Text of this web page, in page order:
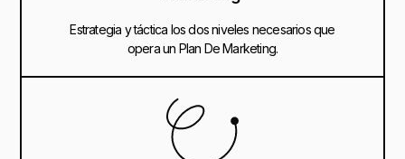
Estrategia y táctica los dos niveles necesarios que
opera un Plan De Marketing.